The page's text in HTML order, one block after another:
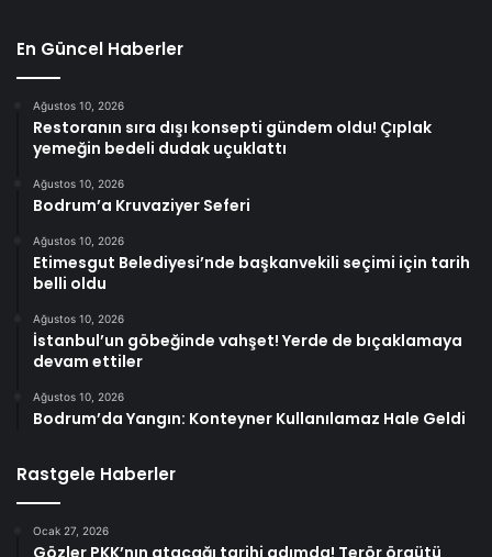
En Güncel Haberler
Ağustos 10, 2026
Restoranın sıra dışı konsepti gündem oldu! Çıplak
yemeğin bedeli dudak uçuklattı
Ağustos 10, 2026
Bodrum’a Kruvaziyer Seferi
Ağustos 10, 2026
Etimesgut Belediyesi’nde başkanvekili seçimi için tarih
belli oldu
Ağustos 10, 2026
İstanbul’un göbeğinde vahşet! Yerde de bıçaklamaya
devam ettiler
Ağustos 10, 2026
Bodrum’da Yangın: Konteyner Kullanılamaz Hale Geldi
Rastgele Haberler
Ocak 27, 2026